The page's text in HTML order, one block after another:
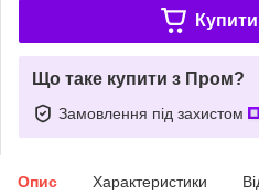
Що таке купити з Пром?
Замовлення під захистом
Опис Характеристики